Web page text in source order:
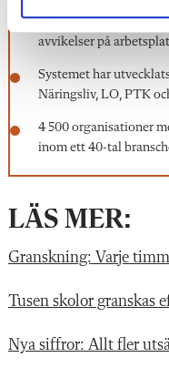
skolledare eller
avvikelser på
Systemet har
Näringsliv, LO, PTK
4 500 organisationer
inom ett 40-tal
LÄS MER:
Granskning: Varje
Tusen skolor granskas
Nya siffror: Allt fler